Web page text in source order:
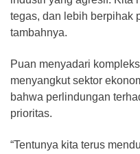
tegas, dan lebih berpihak
tambahnya.
Puan menyadari
menyangkut sektor
bahwa perlindungan
prioritas.
“Tentunya kita terus